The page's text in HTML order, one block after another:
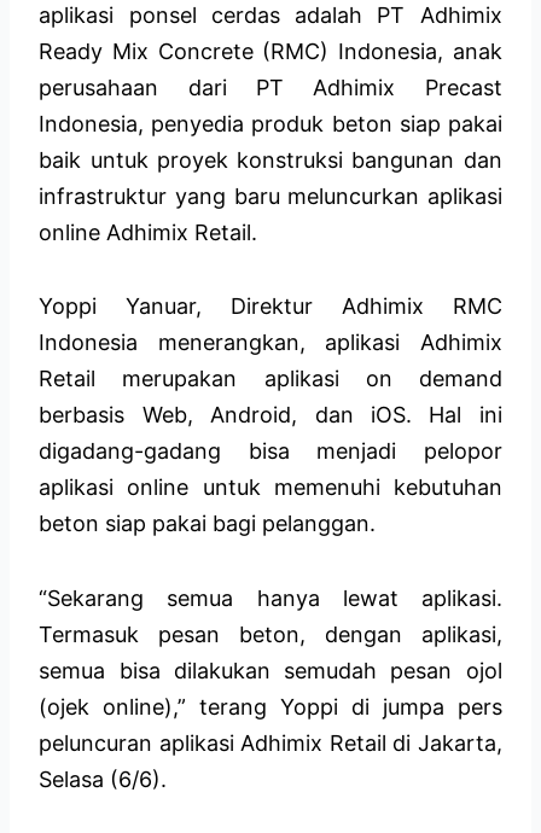
aplikasi ponsel cerdas adalah PT Adhimix
Ready Mix Concrete (RMC) Indonesia, anak
perusahaan dari PT Adhimix Precast
Indonesia, penyedia produk beton siap pakai
baik untuk proyek konstruksi bangunan dan
infrastruktur yang baru meluncurkan aplikasi
online Adhimix Retail.
Yoppi Yanuar, Direktur Adhimix RMC
Indonesia menerangkan, aplikasi Adhimix
Retail merupakan aplikasi on demand
berbasis Web, Android, dan iOS. Hal ini
digadang-gadang bisa menjadi pelopor
aplikasi online untuk memenuhi kebutuhan
beton siap pakai bagi pelanggan.
“Sekarang semua hanya lewat aplikasi.
Termasuk pesan beton, dengan aplikasi,
semua bisa dilakukan semudah pesan ojol
(ojek online),” terang Yoppi di jumpa pers
peluncuran aplikasi Adhimix Retail di Jakarta,
Selasa (6/6).